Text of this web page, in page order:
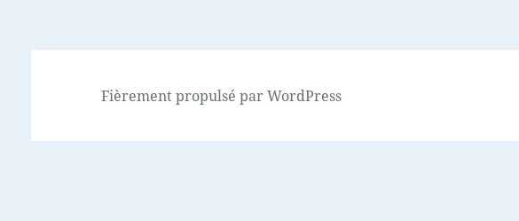
Fièrement propulsé par WordPress